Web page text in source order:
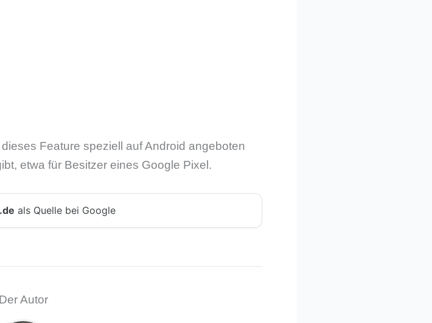
Feature speziell auf Android angeboten
etwa für Besitzer eines Google Pixel.
als Quelle bei Google
Der Autor